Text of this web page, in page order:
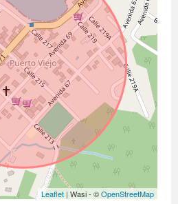
Leaflet | Wasi - ©OpenStreetMap